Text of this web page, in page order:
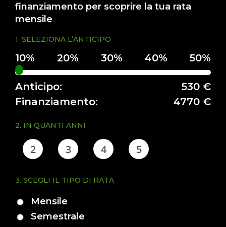
NUOVO
IL
NOSTRO
USATO
NOLEGGIO
SERVIZI
finanziamento per scoprire la tua rata
mensile
1. SELEZIONA L’ANTICIPO
Anticipo:
530 €
Finanziamento:
4770 €
2. IN QUANTI ANNI
2 3 4 5
3. SCEGLI IL TIPO DI RATA
Mensile
Semestrale